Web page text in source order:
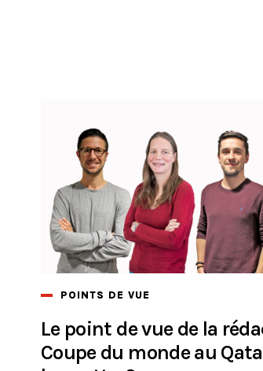
POINTS DE VUE
Le point de vue de la
Coupe du monde au